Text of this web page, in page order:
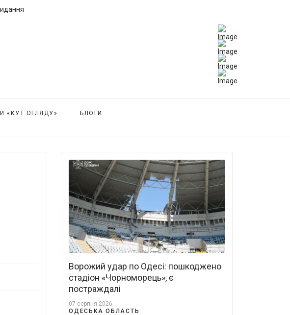
«КУТ ОГЛЯДУ» БЛОГИ
Ворожий удар по Одесі: пошкоджено
стадіон «Чорноморець», є
постраждалі
07 серпня 2026
ОДЕСЬКА ОБЛАСТЬ